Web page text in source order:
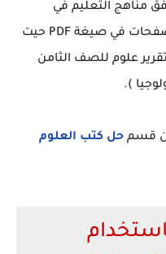
مناهج التعليم في
الكويت حيت يحتوي التقرير علي 4 صفحات في صيغة PDF حيت
علوم للصف الثامن
).
قسم حل كتب العلوم